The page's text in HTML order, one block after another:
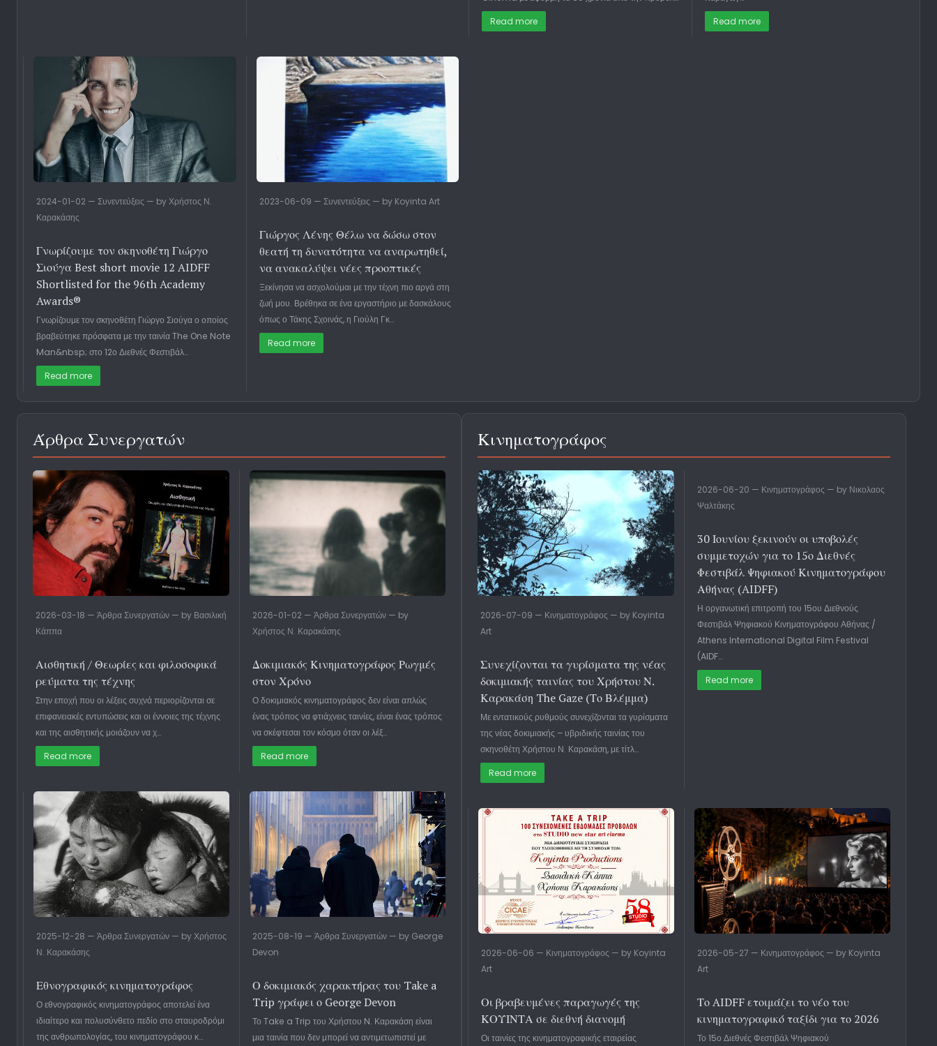
Read more
Read more
2024-01-02 — Συνεντεύξεις — by Χρήστος Ν.
Καρακάσης
Γνωρίζουμε τον σκηνοθέτη Γιώργο
Σιούγα Best short movie 12 AIDFF
Shortlisted for the 96th Academy
Awards®
Γνωρίζουμε τον σκηνοθέτη Γιώργο Σιούγα ο οποίος
βραβεύτηκε πρόσφατα με την ταινία The One Note
Man&nbsp; στο 12ο Διεθνές Φεστιβάλ…
Read more
2023-06-09 — Συνεντεύξεις — by Koyinta Art
Γιώργος Λένης Θέλω να δώσω στον
θεατή τη δυνατότητα να αναρωτηθεί,
να ανακαλύψει νέες προοπτικές
Ξεκίνησα να ασχολούμαι με την τέχνη πιο αργά στη
ζωή μου. Βρέθηκα σε ένα εργαστήριο με δασκάλους
όπως ο Τάκης Σχοινάς, η Γιούλη Γκ…
Read more
Άρθρα Συνεργατών
2026-03-18 — Άρθρα Συνεργατών — by Βασιλική
Κάππα
Αισθητική / Θεωρίες και φιλοσοφικά
ρεύματα της τέχνης
Στην εποχή που οι λέξεις συχνά περιορίζονται σε
επιφανειακές εντυπώσεις και οι έννοιες της τέχνης
και της αισθητικής μοιάζουν να χ…
Read more
2026-01-02 — Άρθρα Συνεργατών — by
Χρήστος Ν. Καρακάσης
Δοκιμιακός Κινηματογράφος Ρωγμές
στον Χρόνο
Ο δοκιμιακός κινηματογράφος δεν είναι απλώς
ένας τρόπος να φτιάχνεις ταινίες, είναι ένας τρόπος
να σκέφτεσαι τον κόσμο όταν οι λέξ…
Read more
2025-12-28 — Άρθρα Συνεργατών — by Χρήστος
Ν. Καρακάσης
Εθνογραφικός κινηματογράφος
Ο εθνογραφικός κινηματογράφος αποτελεί ένα
ιδιαίτερο και πολυσύνθετο πεδίο στο σταυροδρόμι
της ανθρωπολογίας, του κινηματογράφου κ…
2025-08-19 — Άρθρα Συνεργατών — by George
Devon
Ο δοκιμιακός χαρακτήρας του Take a
Trip γράφει ο George Devon
Το Take a Trip του Χρήστου N. Καρακάση είναι
μια ταινία που δεν μπορεί να αντιμετωπιστεί με
Κινηματογράφος
2026-07-09 — Κινηματογράφος — by Koyinta
Art
Συνεχίζονται τα γυρίσματα της νέας
δοκιμιακής ταινίας του Χρήστου Ν.
Καρακάση The Gaze (Το Βλέμμα)
Με εντατικούς ρυθμούς συνεχίζονται τα γυρίσματα
της νέας δοκιμιακής – υβριδικής ταινίας του
σκηνοθέτη Χρήστου Ν. Καρακάση, με τίτλ…
Read more
2026-06-20 — Κινηματογράφος — by Νικολαος
Ψαλτάκης
30 Ιουνίου ξεκινούν οι υποβολές
συμμετοχών για το 15ο Διεθνές
Φεστιβάλ Ψηφιακού Κινηματογράφου
Αθήνας (AIDFF)
Η οργανωτική επιτροπή του 15ου Διεθνούς
Φεστιβάλ Ψηφιακού Κινηματογράφου Αθήνας /
Athens International Digital Film Festival
(AIDF…
Read more
2026-06-06 — Κινηματογράφος — by Koyinta
Art
Οι βραβευμένες παραγωγές της
ΚΟΥΙΝΤΑ σε διεθνή διανομή
Οι ταινίες της κινηματογραφικής εταιρείας
2026-05-27 — Κινηματογράφος — by Koyinta
Art
Το AIDFF ετοιμάζει το νέο του
κινηματογραφικό ταξίδι για το 2026
Το 15ο Διεθνές Φεστιβάλ Ψηφιακού